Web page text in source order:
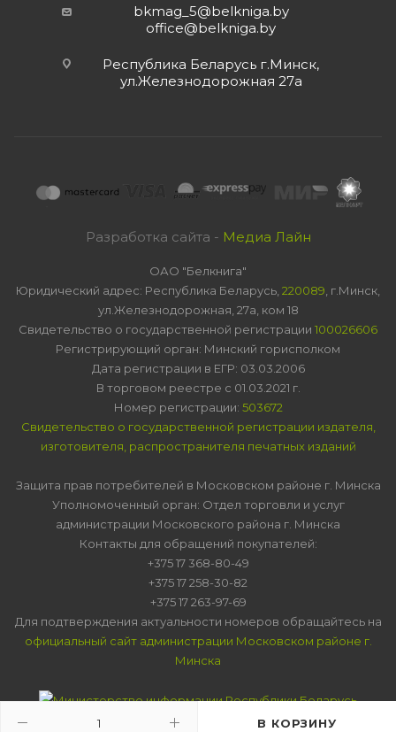
В КОРЗИНУ
bkmag_5@belkniga.by
office@belkniga.by
Республика Беларусь г.Минск,
ул.Железнодорожная 27а
Разработка сайта - Медиа Лайн
ОАО "Белкнига"
Юридический адрес: Республика Беларусь, 220089 , г.Минск,
ул.Железнодорожная, 27а, ком 18
Свидетельство о государственной регистрации 100026606
Регистрирующий орган: Минский горисполком
Дата регистрации в ЕГР: 03.03.2006
В торговом реестре с 01.03.2021 г.
Номер регистрации: 503672
Свидетельство о государственной регистрации издателя,
изготовителя, распространителя печатных изданий
Защита прав потребителей в Московском районе г. Минска
Уполномоченный орган: Отдел торговли и услуг
администрации Московского района г. Минска
Контакты для обращений покупателей:
+375 17 368-80-49
+375 17 258-30-82
+375 17 263-97-69
Для подтверждения актуальности номеров обращайтесь на
официальный сайт администрации Московском районе г.
Минска